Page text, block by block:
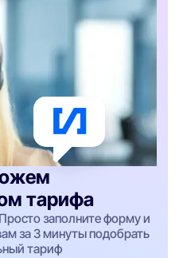
тарифа
заполните форму и
за 3 минуты подобрать
тариф